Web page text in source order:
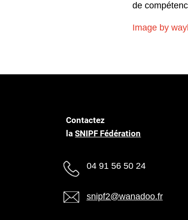
de
Image by
Contactez
laSNIPF Fédération
04 91 56 50 24
snipf2@wanadoo.fr